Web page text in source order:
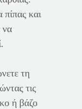
και
να
τη
τις
ή βάζο